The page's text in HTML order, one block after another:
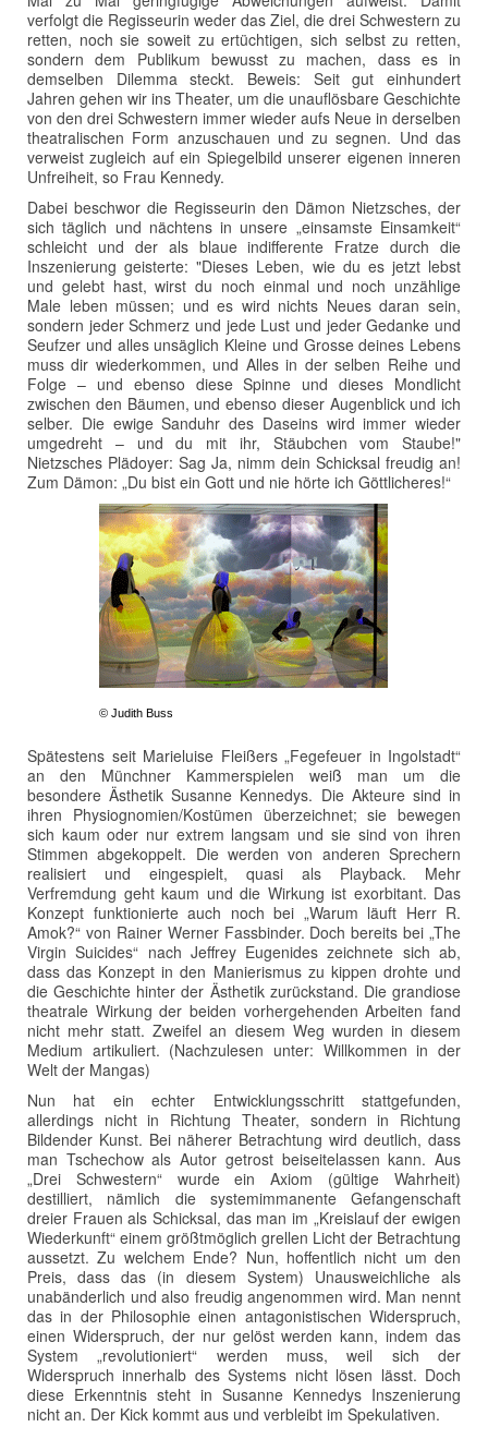
verfolgt die Regisseurin weder das Ziel, die drei Schwestern zu
retten, noch sie soweit zu ertüchtigen, sich selbst zu retten,
sondern dem Publikum bewusst zu machen, dass es in
demselben Dilemma steckt. Beweis: Seit gut einhundert
Jahren gehen wir ins Theater, um die unauflösbare Geschichte
von den drei Schwestern immer wieder aufs Neue in derselben
theatralischen Form anzuschauen und zu segnen. Und das
verweist zugleich auf ein Spiegelbild unserer eigenen inneren
Unfreiheit, so Frau Kennedy.
Dabei beschwor die Regisseurin den Dämon Nietzsches, der
sich täglich und nächtens in unsere „einsamste Einsamkeit“
schleicht und der als blaue indifferente Fratze durch die
Inszenierung geisterte: "Dieses Leben, wie du es jetzt lebst
und gelebt hast, wirst du noch einmal und noch unzählige
Male leben müssen; und es wird nichts Neues daran sein,
sondern jeder Schmerz und jede Lust und jeder Gedanke und
Seufzer und alles unsäglich Kleine und Grosse deines Lebens
muss dir wiederkommen, und Alles in der selben Reihe und
Folge – und ebenso diese Spinne und dieses Mondlicht
zwischen den Bäumen, und ebenso dieser Augenblick und ich
selber. Die ewige Sanduhr des Daseins wird immer wieder
umgedreht – und du mit ihr, Stäubchen vom Staube!"
Nietzsches Plädoyer: Sag Ja, nimm dein Schicksal freudig an!
Zum Dämon: „Du bist ein Gott und nie hörte ich Göttlicheres!“
© Judith Buss
Spätestens seit Marieluise Fleißers „Fegefeuer in Ingolstadt“
an den Münchner Kammerspielen weiß man um die
besondere Ästhetik Susanne Kennedys. Die Akteure sind in
ihren Physiognomien/Kostümen überzeichnet; sie bewegen
sich kaum oder nur extrem langsam und sie sind von ihren
Stimmen abgekoppelt. Die werden von anderen Sprechern
realisiert und eingespielt, quasi als Playback. Mehr
Verfremdung geht kaum und die Wirkung ist exorbitant. Das
Konzept funktionierte auch noch bei „Warum läuft Herr R.
Amok?“ von Rainer Werner Fassbinder. Doch bereits bei „The
Virgin Suicides“ nach Jeffrey Eugenides zeichnete sich ab,
dass das Konzept in den Manierismus zu kippen drohte und
die Geschichte hinter der Ästhetik zurückstand. Die grandiose
theatrale Wirkung der beiden vorhergehenden Arbeiten fand
nicht mehr statt. Zweifel an diesem Weg wurden in diesem
Medium artikuliert. (Nachzulesen unter: Willkommen in der
Welt der Mangas)
Nun hat ein echter Entwicklungsschritt stattgefunden,
allerdings nicht in Richtung Theater, sondern in Richtung
Bildender Kunst. Bei näherer Betrachtung wird deutlich, dass
man Tschechow als Autor getrost beiseitelassen kann. Aus
„Drei Schwestern“ wurde ein Axiom (gültige Wahrheit)
destilliert, nämlich die systemimmanente Gefangenschaft
dreier Frauen als Schicksal, das man im „Kreislauf der ewigen
Wiederkunft“ einem größtmöglich grellen Licht der Betrachtung
aussetzt. Zu welchem Ende? Nun, hoffentlich nicht um den
Preis, dass das (in diesem System) Unausweichliche als
unabänderlich und also freudig angenommen wird. Man nennt
das in der Philosophie einen antagonistischen Widerspruch,
einen Widerspruch, der nur gelöst werden kann, indem das
System „revolutioniert“ werden muss, weil sich der
Widerspruch innerhalb des Systems nicht lösen lässt. Doch
diese Erkenntnis steht in Susanne Kennedys Inszenierung
nicht an. Der Kick kommt aus und verbleibt im Spekulativen.